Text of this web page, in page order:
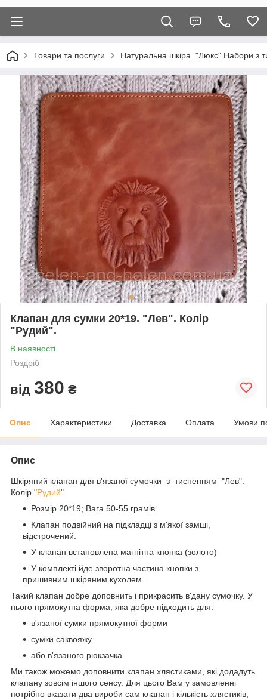
Товари та послуги Натуральна шкіра. "Люкс".Набори з
Клапан для сумки 20*19. "Лев". Колір
"Рудий".
В наявності
Роздріб
від 380 ₴
Опис Характеристики Доставка Оплата Умови
Опис
Шкіряний клапан для в'язаної сумочки з тисненням "Лев".
Колір "Рудий".
Розмір 20*19; Вага 50-55 грамів.
Клапан подвійний на підкладці з м'якої замші,
відстрочений.
У клапан встановлена магнітна кнопка (золото)
У комплекті йде зворотна частина кнопки з
пришивним шкіряним кухолем.
Такий клапан добре доповнить і прикрасить в'дану сумочку. У
нього прямокутна форма, яка добре підходить для:
в'язаної сумки прямокутної форми
сумки саквояжу
або в'язаного рюкзачка
Ми також можемо доповнити клапан хлястиками, які додадуть
клапану зовсім іншого сенсу. Для цього Вам у замовленні
потрібно вказати два вироби сам клапан і кількість хлястиків,